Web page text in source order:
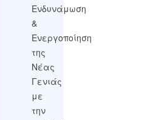
Ενδυνάμωση
&
Ενεργοποίηση
της
Νέας
Γενιάς
με
την